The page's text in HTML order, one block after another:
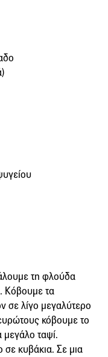
τη φλούδα
Κόβουμε τα
σε λίγο μεγαλύτερο
κόβουμε το
μεγάλο ταψί.
κυβάκια. Σε μια